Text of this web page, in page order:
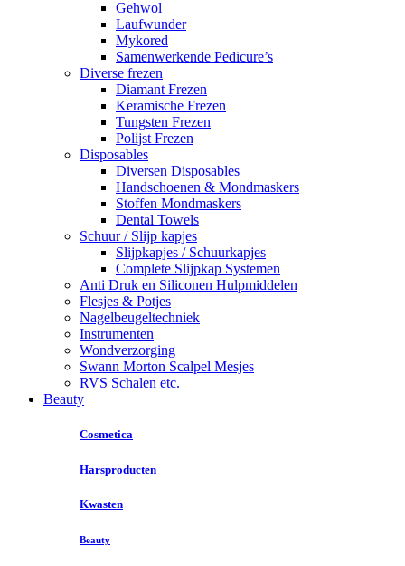
Gehwol
Laufwunder
Mykored
Samenwerkende Pedicure’s
Diverse frezen
Diamant Frezen
Keramische Frezen
Tungsten Frezen
Polijst Frezen
Disposables
Diversen Disposables
Handschoenen & Mondmaskers
Stoffen Mondmaskers
Dental Towels
Schuur / Slijp kapjes
Slijpkapjes / Schuurkapjes
Complete Slijpkap Systemen
Anti Druk en Siliconen Hulpmiddelen
Flesjes & Potjes
Nagelbeugeltechniek
Instrumenten
Wondverzorging
Swann Morton Scalpel Mesjes
RVS Schalen etc.
Beauty
Cosmetica
Harsproducten
Kwasten
Beauty